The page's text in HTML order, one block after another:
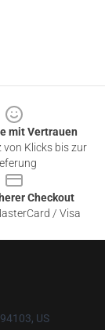
mit Vertrauen
Klicks bis zur
Checkout
/ Visa
US